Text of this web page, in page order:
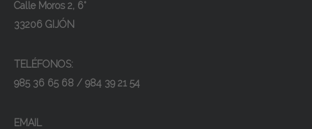
Calle Moros 2, 6°
33206 GIJÓN
TELÉFONOS:
985 36 65 68 / 984 39 21 54
EMAIL